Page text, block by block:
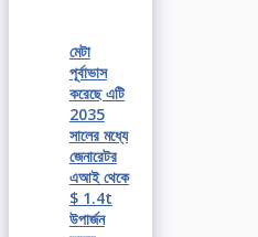
মেটা
পূর্বাভাস
করেছে এটি
2035
সালের মধ্যে
জেনারেটর
এআই থেকে
$ 1.4t
উপার্জন